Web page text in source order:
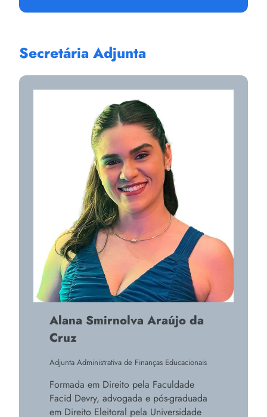
Secretária Adjunta
Alana Smirnolva Araújo da
Cruz
Adjunta Administrativa de Finanças Educacionais
Formada em Direito pela Faculdade
Facid Devry, advogada e pós-graduada
em Direito Eleitoral pela Universidade